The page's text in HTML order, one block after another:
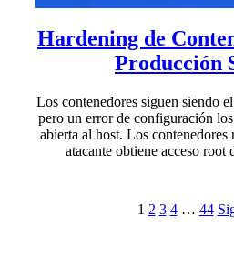
Hardening de
Producción
Los contenedores siguen siendo
pero un error de configuración
abierta al host. Los contenedores
atacante obtiene acceso root
1 2 3 4 … 44